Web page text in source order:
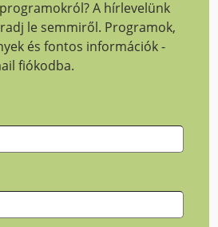
A hírlevelünk
le semmiről. Programok,
és fontos információk -
fiókodba.